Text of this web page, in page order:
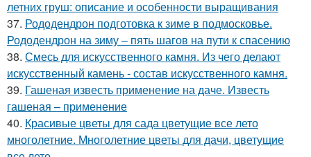
летних груш: описание и особенности выращивания
37. Рододендрон подготовка к зиме в подмосковье.
Рододендрон на зиму – пять шагов на пути к спасению
38. Смесь для искусственного камня. Из чего делают
искусственный камень - состав искусственного камня.
39. Гашеная известь применение на даче. Известь
гашеная – применение
40. Красивые цветы для сада цветущие все лето
многолетние. Многолетние цветы для дачи, цветущие